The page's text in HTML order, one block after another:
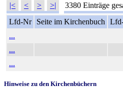
|< < > >| 3380 Einträge
Lfd-Nr
Seite im Kirchenbuch
...
...
...
Hinweise zu den Kirchenbüchern